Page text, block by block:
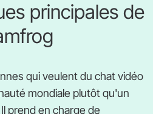
principales de
qui veulent du chat vidéo
mondiale plutôt qu'un
prend en charge de